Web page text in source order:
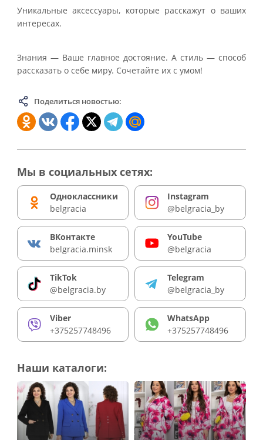
Уникальные аксессуары, которые расскажут о ваших
интересах.
Знания — Ваше главное достояние. А стиль — способ
рассказать о себе миру. Сочетайте их с умом!
Поделиться новостью:
Мы в социальных сетях:
Одноклассники
belgracia
Instagram
@belgracia_by
ВКонтакте
belgracia.minsk
YouTube
@belgracia
TikTok
@belgracia.by
Telegram
@belgracia_by
Viber
+375257748496
WhatsApp
+375257748496
Наши каталоги: